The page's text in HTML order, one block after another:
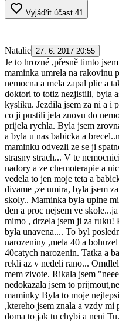
Vyjádřit účast 41
Natalie 27. 6. 2017 20:55
Je to hrozné ,přesně timto
maminka umrela na rakovinu
nemocna a mela zapal plic a
doktori to totiz nezjistili, byla
kysliku. Jezdila jsem za ni a i
co ji pustili jela znovu do
prijela rychla. Byla jsem
a byla u nas babicka a
maminku odvezli ze se ji
strasny strach... V te
nadory a ze chemoterapie a
vedela to jen moje teta a
divame ,ze umira, byla jsem
skoly.. Maminka byla uplne
den a proc nejsem ve
mimo , drzela jsem ji za ruku!
byla unavena.... To byl
narozeniny ,mela 40 a
40catych narozenin. Tatka a
rekli az v nedeli rano...
mem zivote. Rikala jsem
nedokazala jsem to
maminky Byla to moje
,ktereho jsem znala a vzdy
doma to jak tu chybi a neni